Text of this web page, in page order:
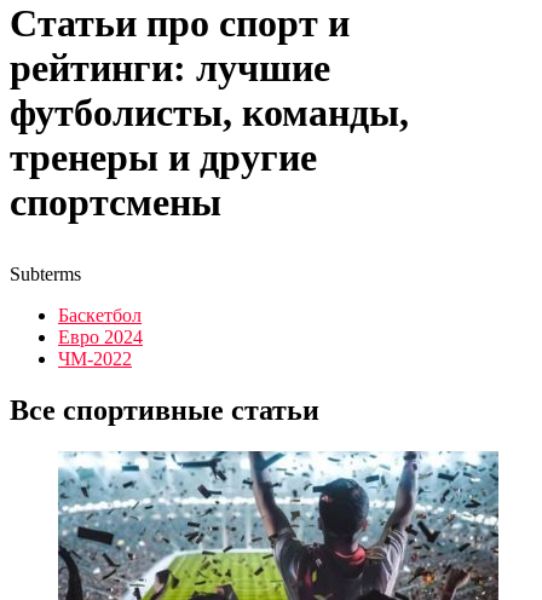
Статьи про спорт и
рейтинги: лучшие
футболисты, команды,
тренеры и другие
спортсмены
Subterms
Баскетбол
Евро 2024
ЧМ-2022
Все спортивные статьи